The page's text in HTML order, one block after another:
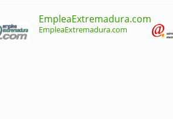
EmpleaExtremadura.com
EmpleaExtremadura.com